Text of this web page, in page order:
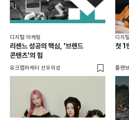
디지털 마케팅
리센느 성공의 핵심, '브랜드
콘텐츠'의 힘
유크랩마케터 선우의성
디지
첫 1
플랜